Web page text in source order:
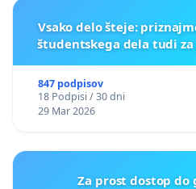
Vsako delo šteje:
študentskega dela tudi
847 podpisov
18 Podpisi / 30 dni
29 Mar 2026
Za prost dostop do